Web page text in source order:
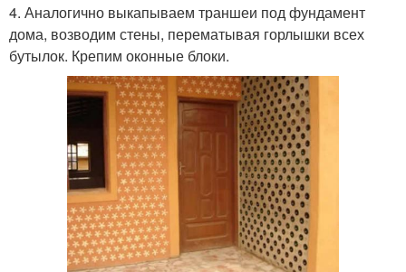
4. Аналогично выкапываем траншеи под фундамент
дома, возводим стены, перематывая горлышки всех
бутылок. Крепим оконные блоки.